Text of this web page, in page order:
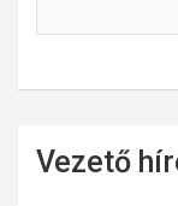
Vezető